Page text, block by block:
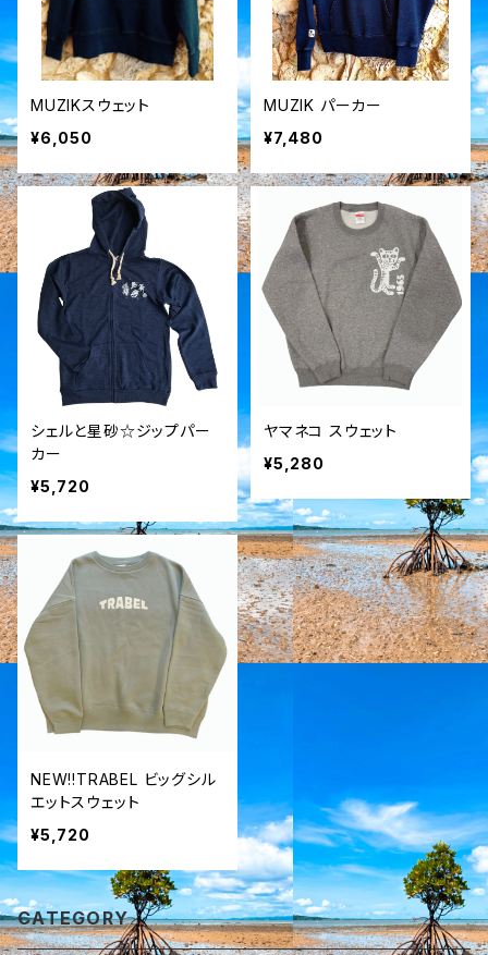
MUZIKスウェット
¥6,050
MUZIK パーカー
¥7,480
シェルと星砂☆ジップパー
カー
¥5,720
ヤマネコ スウェット
¥5,280
NEW!!TRABEL ビッグシル
エットスウェット
¥5,720
CATEGORY